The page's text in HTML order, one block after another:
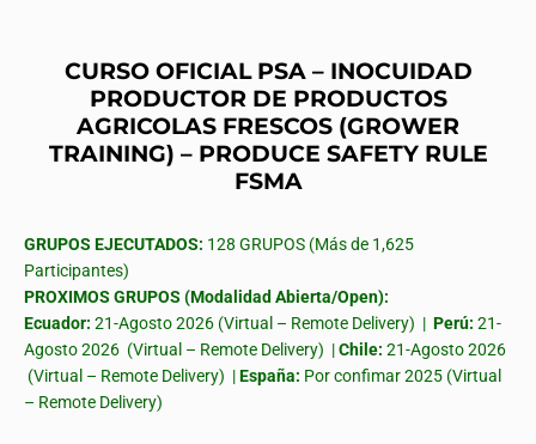
CURSO OFICIAL PSA – INOCUIDAD
PRODUCTOR DE PRODUCTOS
AGRICOLAS FRESCOS (GROWER
TRAINING) – PRODUCE SAFETY RULE
FSMA
GRUPOS EJECUTADOS: 128 GRUPOS (Más de 1,625
Participantes)
PROXIMOS GRUPOS (Modalidad Abierta/Open):
Ecuador: 21-Agosto 2026 (Virtual – Remote Delivery) | Perú: 21-
Agosto 2026 (Virtual – Remote Delivery) |Chile: 21-Agosto 2026
(Virtual – Remote Delivery) |España: Por confimar 2025 (Virtual
– Remote Delivery)